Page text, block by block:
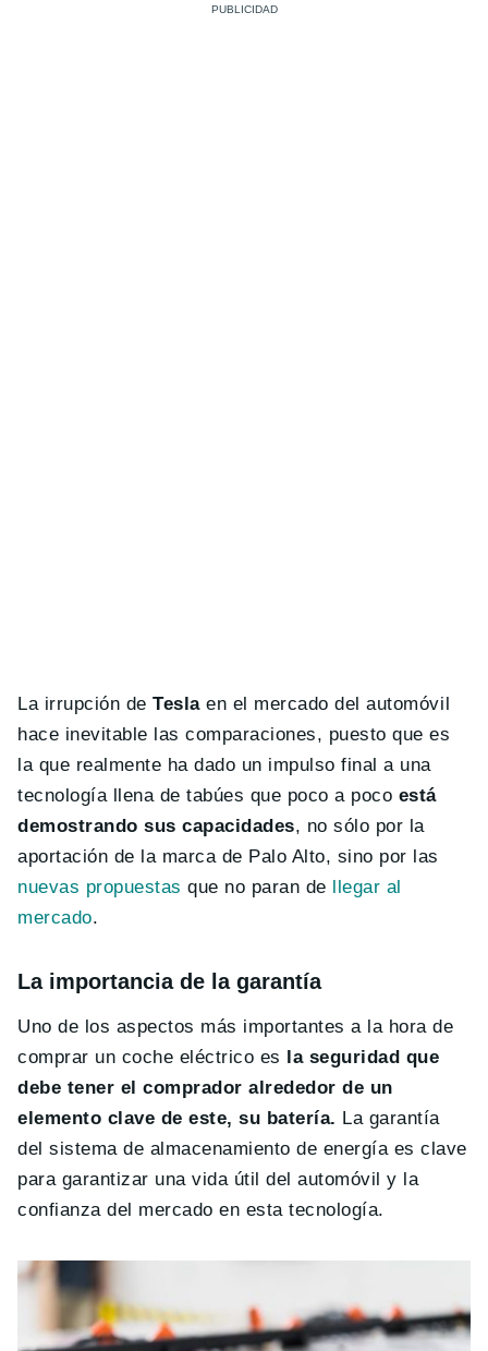
La irrupción deTeslaen el mercado del automóvil
hace inevitable las comparaciones, puesto que es
la que realmente ha dado un impulso final a una
tecnología llena de tabúes que poco a poco está
demostrando sus capacidades, no sólo por la
aportación de la marca de Palo Alto, sino por las
nuevas propuestasque no paran de llegar al
mercado.
La importancia de la garantía
Uno de los aspectos más importantes a la hora de
comprar un coche eléctrico es la seguridad que
debe tener el comprador alrededor de un
elemento clave de este, su batería. La garantía
del sistema de almacenamiento de energía es clave
para garantizar una vida útil del automóvil y la
confianza del mercado en esta tecnología.